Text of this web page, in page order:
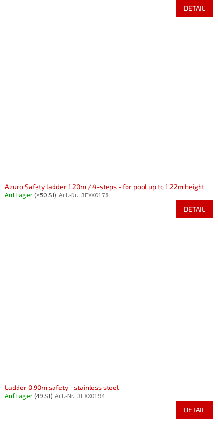
DETAIL
Azuro Safety ladder 1.20m / 4-steps - for pool up to 1.22m height
Auf Lager(>50 St) Art.-Nr.: 3EXX0178
DETAIL
Ladder 0,90m safety - stainless steel
Auf Lager(49 St) Art.-Nr.: 3EXX0194
DETAIL